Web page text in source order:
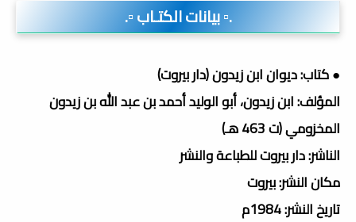
.▫️ بيانات الكتـاب ▫️.
● كتاب: ديوان ابن زيدون (دار بيروت)
المؤلف: ابن زيدون، أبو الوليد أحمد بن عبد الله بن زيدون
المخزومي (ت 463 هـ)
الناشر: دار بيروت للطباعة والنشر
مكان النشر: بيروت
تاريخ النشر: 1984م